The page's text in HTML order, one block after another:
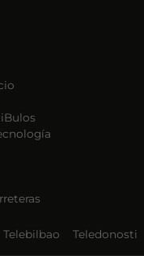
Telebilbao Teledonosti